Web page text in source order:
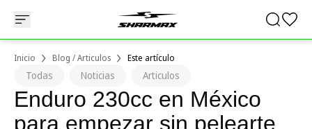
Inicio Blog / Articulos Este artículo
Todas Noticias Articulos
Enduro 230cc en México
para empezar sin pelearte